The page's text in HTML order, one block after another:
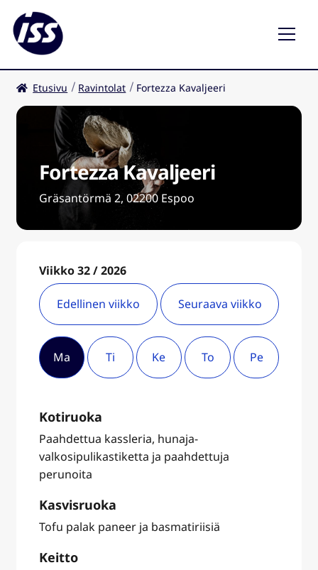
Ravintolat
Kahvilat
Etusivu Ravintolat Fortezza Kavaljeeri
Fortezza Kavaljeeri
Gräsantörmä 2, 02200 Espoo
Viikko 32 / 2026
Edellinen viikko
Ma Ti Ke To Pe
Seuraava viikko
Kotiruoka
Paahdettua kassleria, hunaja-
valkosipulikastiketta ja paahdettuja
perunoita
Kasvisruoka
Tofu palak paneer ja basmatiriisiä
Keitto